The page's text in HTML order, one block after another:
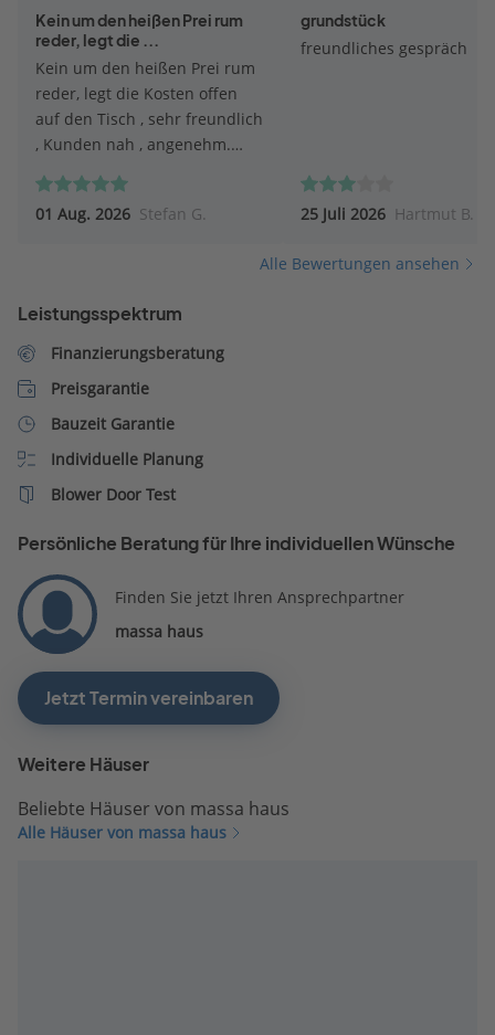
Kein um den heißen Prei rum
reder, legt die ...
Kein um den heißen Prei rum
reder, legt die Kosten offen
auf den Tisch , sehr freundlich
, Kunden nah , angenehm.
01 Aug. 2026 Stefan G.
grundstück
freundliches gespräch
25 Juli 2026 Hartmut B.
Alle Bewertungen ansehen
Leistungsspektrum
Finanzierungsberatung
Preisgarantie
Bauzeit Garantie
Individuelle Planung
Blower Door Test
Persönliche Beratung für Ihre individuellen Wünsche
Finden Sie jetzt Ihren Ansprechpartner
massa haus
Jetzt Termin vereinbaren
Weitere Häuser
Beliebte Häuser von massa haus
Alle Häuser von massa haus